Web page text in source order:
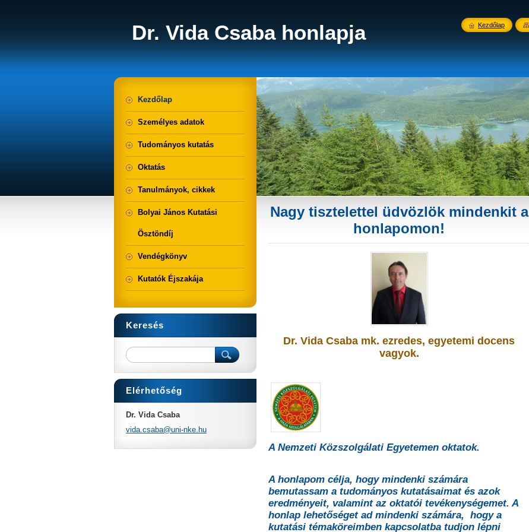
Dr. Vida Csaba honlapja
Nagy tisztelettel üdvözlök mindenkit a
honlapomon!
Dr. Vida Csaba mk. ezredes, egyetemi docens
vagyok.
A Nemzeti Közszolgálati Egyetemen oktatok.
A honlapom célja, hogy mindenki számára
bemutassam a tudományos kutatásaimat és azok
eredményeit, valamint az oktatói tevékenységemet. A
honlap lehetőséget ad mindenki számára, hogy a
kutatási témaköreimben kapcsolatba tudjon lépni
Kezdőlap
Személyes adatok
Tudományos kutatás
Oktatás
Tanulmányok, cikkek
Bolyai János Kutatási
Ösztöndíj
Vendégkönyv
Kutatók Éjszakája
Keresés
Elérhetőség
Dr. Vida Csaba
vida.csaba@uni-nke.hu
Kezdőlap